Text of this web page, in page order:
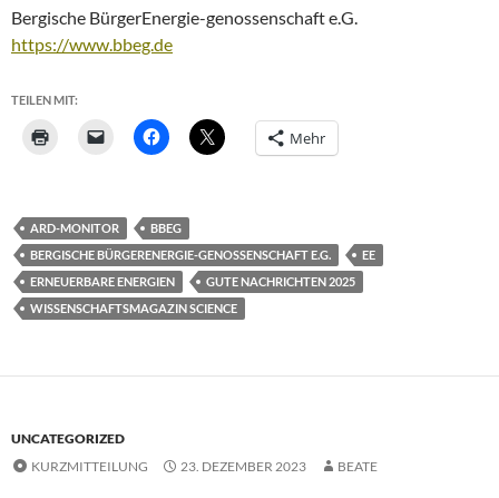
Bergische BürgerEnergie-genossenschaft e.G.
https://www.bbeg.de
TEILEN MIT:
Mehr
ARD-MONITOR
BBEG
BERGISCHE BÜRGERENERGIE-GENOSSENSCHAFT E.G.
EE
ERNEUERBARE ENERGIEN
GUTE NACHRICHTEN 2025
WISSENSCHAFTSMAGAZIN SCIENCE
UNCATEGORIZED
KURZMITTEILUNG
23. DEZEMBER 2023 BEATE